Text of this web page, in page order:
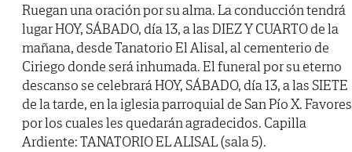
Ruegan una oración por su alma. La conducción tendrá
lugar HOY, SÁBADO, día 13, a las DIEZ Y CUARTO de la
mañana, desde Tanatorio El Alisal, al cementerio de
Ciriego donde será inhumada. El funeral por su eterno
descanso se celebrará HOY, SÁBADO, día 13, a las SIETE
de la tarde, en la iglesia parroquial de San Pío X. Favores
por los cuales les quedarán agradecidos. Capilla
Ardiente: TANATORIO EL ALISAL (sala 5).